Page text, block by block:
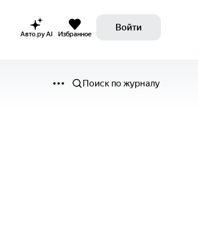
Авто.ру AI Избранное
Войти
Поиск по журналу